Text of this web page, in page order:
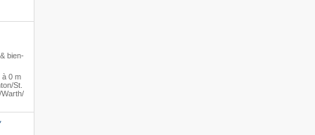
bien-
à 0 m
​St.